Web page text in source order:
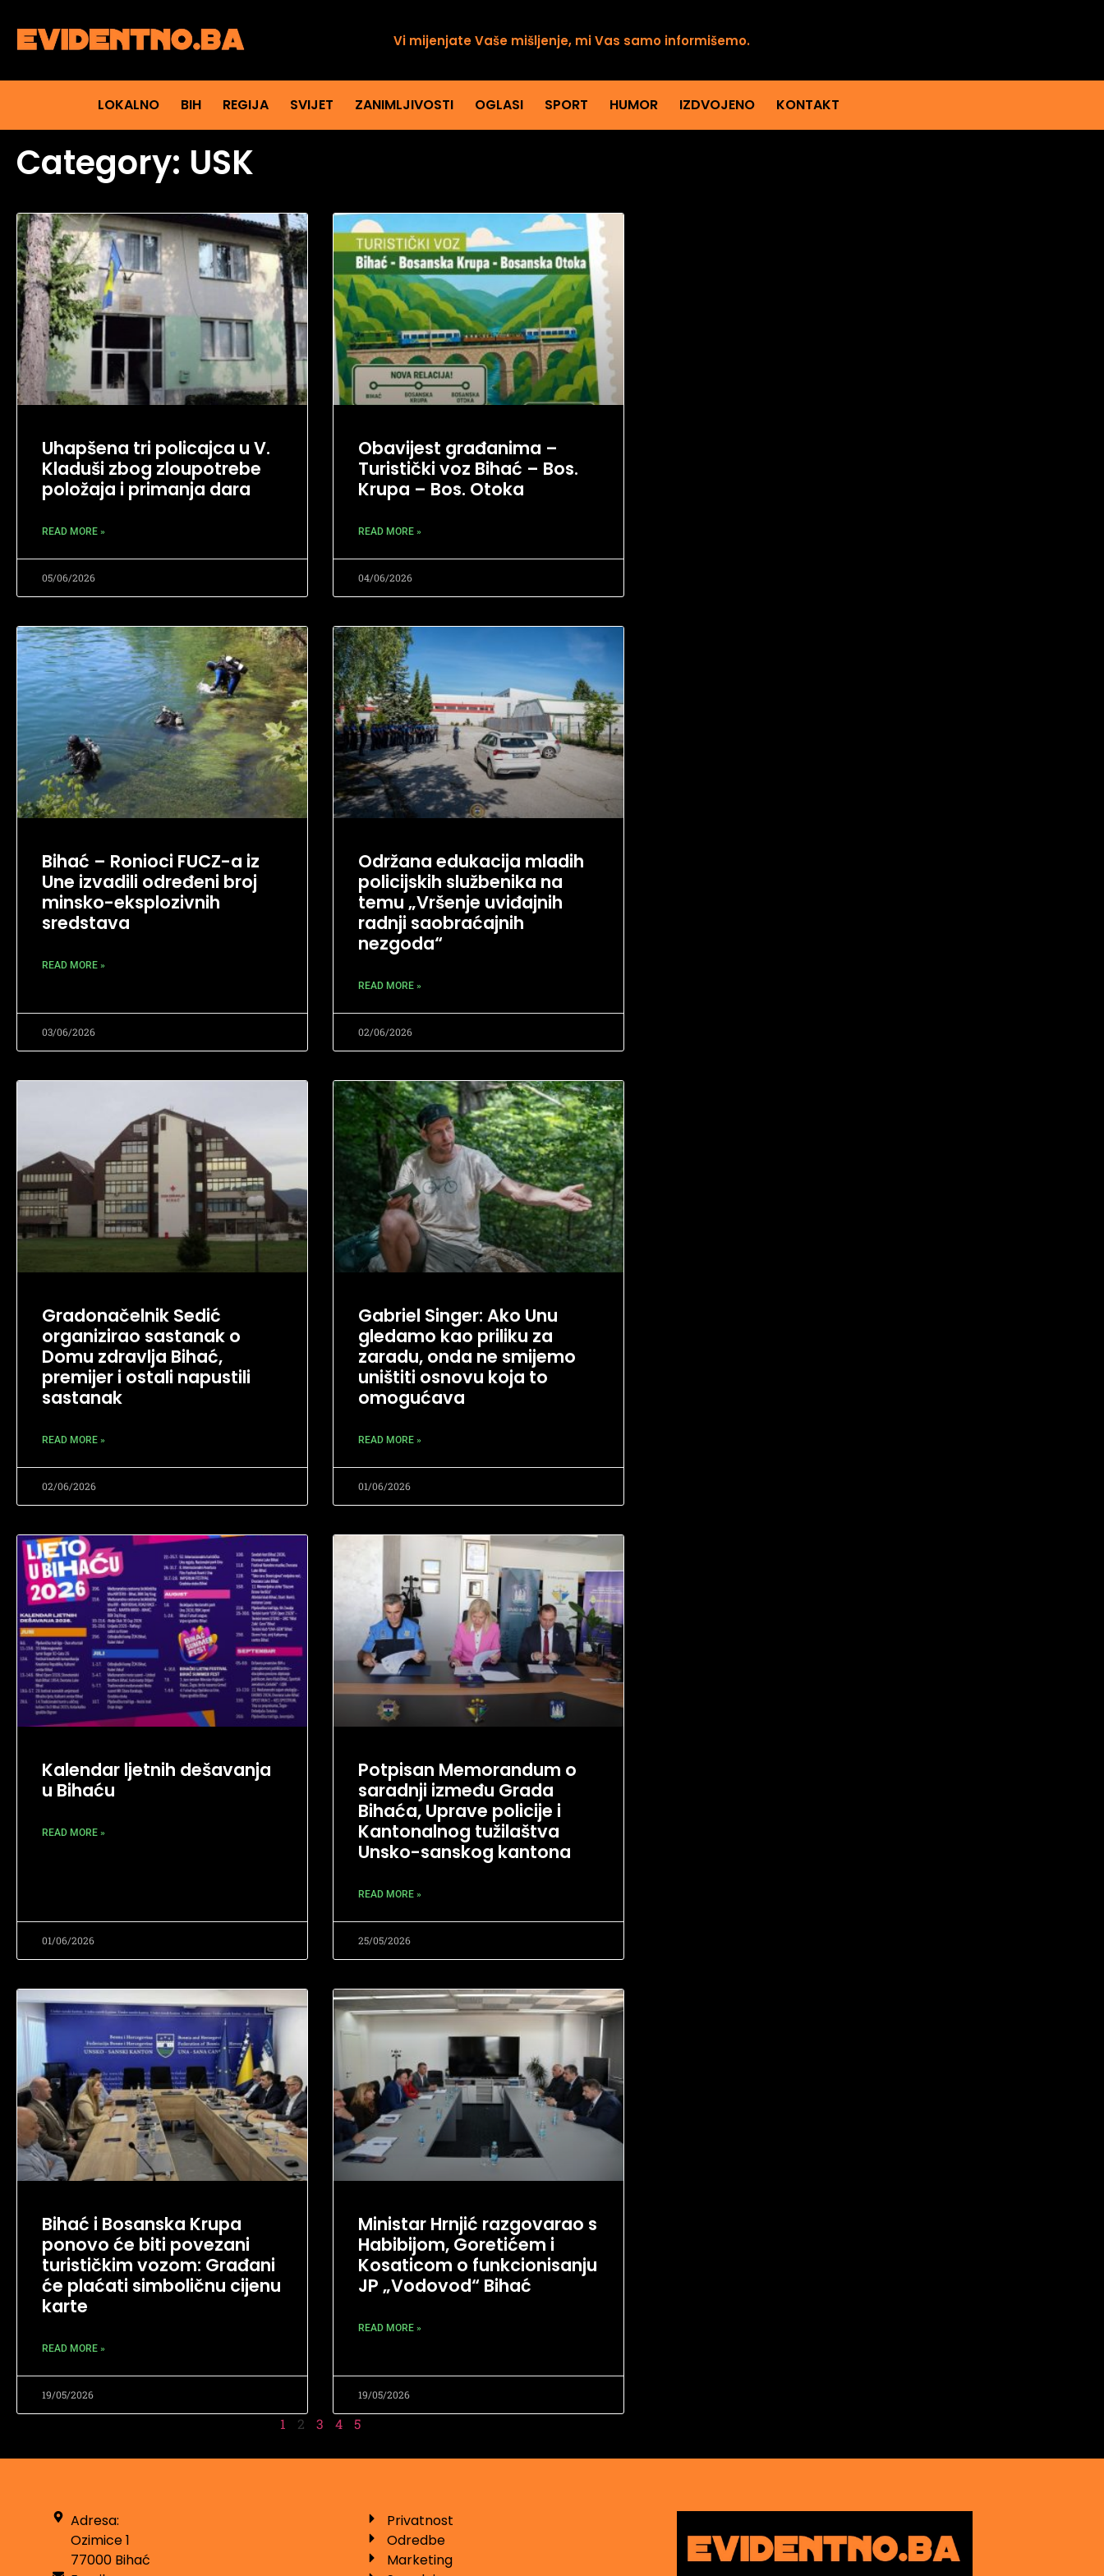
Vi mijenjate Vaše mišljenje, mi Vas samo informišemo.
LOKALNO BIH REGIJA SVIJET ZANIMLJIVOSTI OGLASI SPORT HUMOR IZDVOJENO KONTAKT
Category: USK
Uhapšena tri policajca u V.
Kladuši zbog zloupotrebe
položaja i primanja dara
READ MORE »
05/06/2026
Obavijest građanima –
Turistički voz Bihać – Bos.
Krupa – Bos. Otoka
READ MORE »
04/06/2026
Bihać – Ronioci FUCZ-a iz
Une izvadili određeni broj
minsko-eksplozivnih
sredstava
READ MORE »
03/06/2026
Održana edukacija mladih
policijskih službenika na
temu „Vršenje uviđajnih
radnji saobraćajnih
nezgoda“
READ MORE »
02/06/2026
Gradonačelnik Sedić
organizirao sastanak o
Domu zdravlja Bihać,
premijer i ostali napustili
sastanak
READ MORE »
02/06/2026
Gabriel Singer: Ako Unu
gledamo kao priliku za
zaradu, onda ne smijemo
uništiti osnovu koja to
omogućava
READ MORE »
01/06/2026
Kalendar ljetnih dešavanja
u Bihaću
READ MORE »
01/06/2026
Potpisan Memorandum o
saradnji između Grada
Bihaća, Uprave policije i
Kantonalnog tužilaštva
Unsko-sanskog kantona
READ MORE »
25/05/2026
Bihać i Bosanska Krupa
ponovo će biti povezani
turističkim vozom: Građani
će plaćati simboličnu cijenu
karte
READ MORE »
19/05/2026
Ministar Hrnjić razgovarao s
Habibijom, Goretićem i
Kosaticom o funkcionisanju
JP „Vodovod“ Bihać
READ MORE »
19/05/2026
1 2 3 4 5
Adresa:
Ozimice 1
77000 Bihać
Privatnost
Odredbe
Marketing